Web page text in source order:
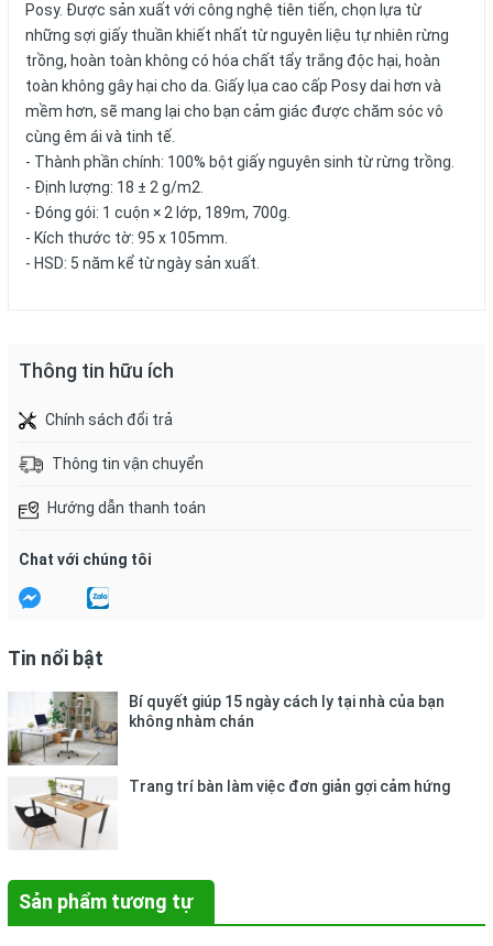
Posy. Được sản xuất với công nghệ tiên tiến, chọn lựa từ
những sợi giấy thuần khiết nhất từ nguyên liệu tự nhiên rừng
trồng, hoàn toàn không có hóa chất tẩy trắng độc hại, hoàn
toàn không gây hại cho da. Giấy lụa cao cấp Posy dai hơn và
mềm hơn, sẽ mang lại cho bạn cảm giác được chăm sóc vô
cùng êm ái và tinh tế.
- Thành phần chính: 100% bột giấy nguyên sinh từ rừng trồng.
- Định lượng: 18 ± 2 g/m2.
- Đóng gói: 1 cuộn × 2 lớp, 189m, 700g.
- Kích thước tờ: 95 x 105mm.
- HSD: 5 năm kể từ ngày sản xuất.
Thông tin hữu ích
Chính sách đổi trả
Thông tin vận chuyển
Hướng dẫn thanh toán
Chat với chúng tôi
Tin nổi bật
Bí quyết giúp 15 ngày cách ly tại nhà của bạn
không nhàm chán
Trang trí bàn làm việc đơn giản gợi cảm hứng
Sản phẩm tương tự